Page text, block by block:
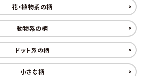
花・植物系の柄
動物系の柄
ドット系の柄
小さな柄